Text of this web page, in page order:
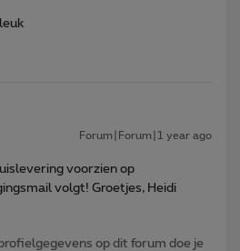
Forum|Forum|1 year ago
voorzien op
volgt! Groetjes, Heidi
op dit forum doe je